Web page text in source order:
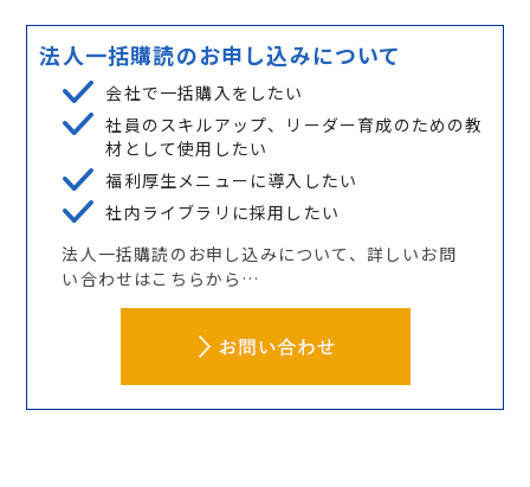
法人一括購読のお申し込みについて
会社で一括購入をしたい
社員のスキルアップ、リーダー育成のための教
材として使用したい
福利厚生メニューに導入したい
社内ライブラリに採用したい
法人一括購読のお申し込みについて、詳しいお問
い合わせはこちらから…